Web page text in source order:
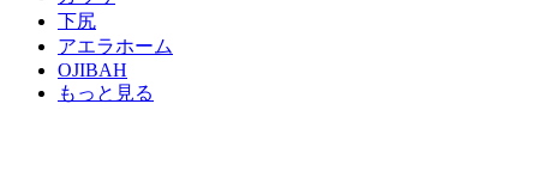
下尻
アエラホーム
OJIBAH
もっと見る